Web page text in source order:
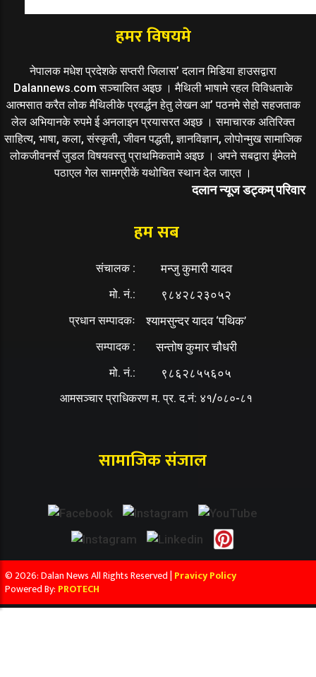
हमर विषयमे
नेपालक मधेश प्रदेशके सप्तरी जिलास’ दलान मिडिया हाउसद्वारा
Dalannews.com सञ्चालित अइछ । मैथिली भाषामे रहल विविधताके
आत्मसात करैत लोक मैथिलीके प्रवर्द्धन हेतु लेखन आ’ पठनमे सेहो सहजताक
लेल अभियानके रुपमे ई अनलाइन प्रयासरत अइछ । समाचारक अतिरिक्त
साहित्य, भाषा, कला, संस्कृती, जीवन पद्धती, ज्ञानविज्ञान, लोपोन्मुख सामाजिक
लोकजीवनसँ जुडल विषयवस्तु प्राथमिकतामे अइछ । अपने सबद्वारा ईमेलमे
पठाएल गेल सामग्रीकें यथोचित स्थान देल जाएत ।
दलान न्यूज डट्कम् परिवार
हम सब
संचालक : मन्जु कुमारी यादव
मो. नं.: ९८४२८२३०५२
प्रधान सम्पादकः श्यामसुन्दर यादव ‘पथिक’
सम्पादक : सन्तोष कुमार चौधरी
मो. नं.: ९८६२८५५६०५
आमसञ्चार प्राधिकरण म. प्र. द.नं: ४१/०८०-८१
सामाजिक संजाल
© 2026: Dalan News All Rights Reserved | Pravicy Policy
Powered By: PROTECH